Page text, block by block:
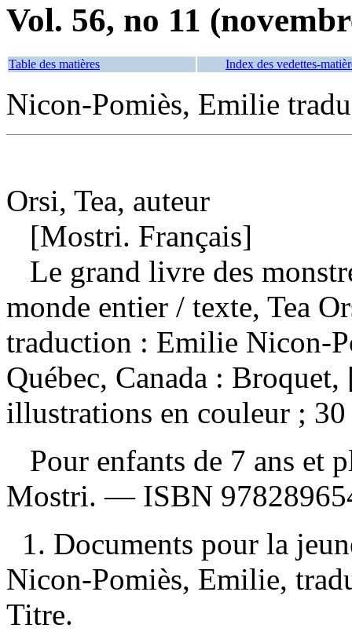
Vol. 56, no 11
Table des matières Index des vedettes-
Nicon-Pomiès, Emilie
Orsi, Tea, auteur
[Mostri. Français]
Le grand livre des
monde entier / texte, Tea
traduction : Emilie Nicon-
Québec, Canada :
illustrations en couleur ;
Pour enfants de 7 ans et
Mostri. — ISBN
1. Documents pour la
Nicon-Pomiès, Emilie,
Titre.